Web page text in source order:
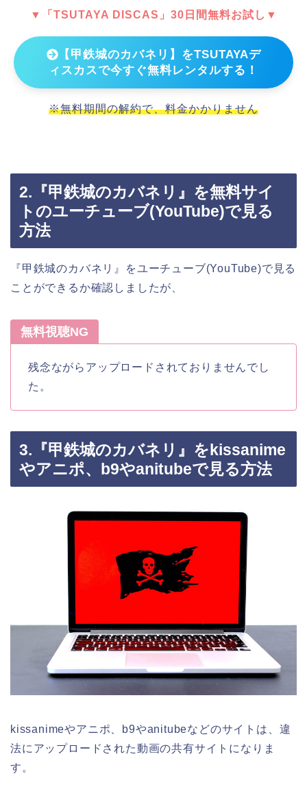
▼「TSUTAYA DISCAS」30日間無料お試し▼
【甲鉄城のカバネリ】をTSUTAYAデ
ィスカスで今すぐ無料レンタルする！
※無料期間の解約で、料金かかりません
2.『甲鉄城のカバネリ』を無料サイ
トのユーチューブ(YouTube)で見る
方法
『甲鉄城のカバネリ』をユーチューブ(YouTube)で見る
ことができるか確認しましたが、
無料視聴NG
残念ながらアップロードされておりませんでし
た。
3.『甲鉄城のカバネリ』をkissanime
やアニポ、b9やanitubeで見る方法
kissanimeやアニポ、b9やanitubeなどのサイトは、違
法にアップロードされた動画の共有サイトになりま
す。